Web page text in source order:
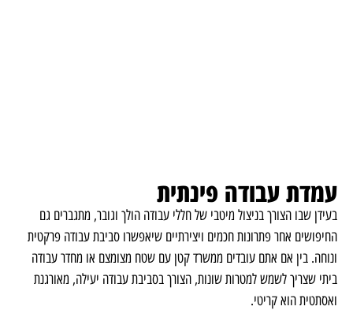
עמדת עבודה פינתית
בעידן שבו הצורך בניצול מיטבי של חללי עבודה הולך וגובר, מתגברים גם
החיפושים אחר פתרונות חכמים ויצירתיים שיאפשרו סביבת עבודה פרקטית
ונוחה. בין אם אתם עובדים ממשרד קטן עם שטח מצומצם או מחדר עבודה
ביתי שצריך לשמש למטרות שונות, הצורך בסביבת עבודה יעילה, מאורגנת
ואסתטית הוא קריטי.